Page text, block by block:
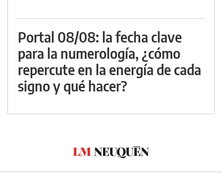
Portal 08/08: la fecha clave
para la numerología, ¿cómo
repercute en la energía de cada
signo y qué hacer?